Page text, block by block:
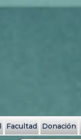
Facultad Donación